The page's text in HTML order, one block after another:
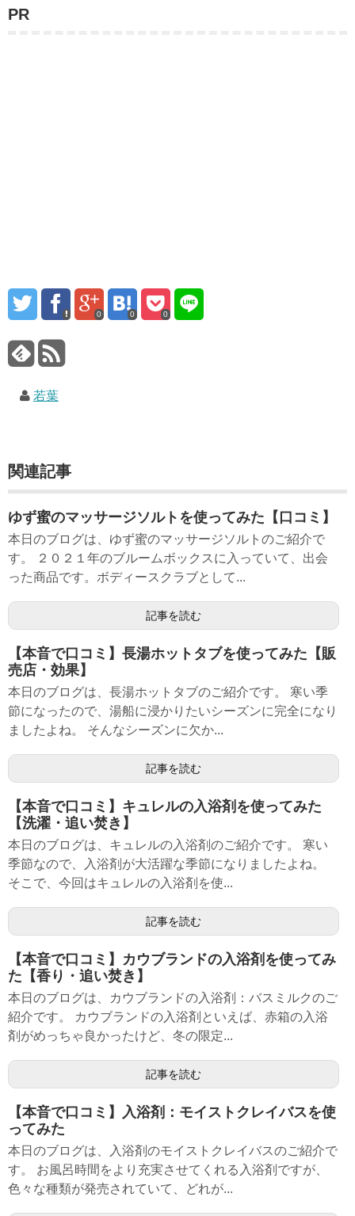
PR
0 0 0
若葉
関連記事
ゆず蜜のマッサージソルトを使ってみた【口コミ】
本日のブログは、ゆず蜜のマッサージソルトのご紹介で
す。 ２０２１年のブルームボックスに入っていて、出会
った商品です。ボディースクラブとして...
記事を読む
【本音で口コミ】長湯ホットタブを使ってみた【販
売店・効果】
本日のブログは、長湯ホットタブのご紹介です。 寒い季
節になったので、湯船に浸かりたいシーズンに完全になり
ましたよね。 そんなシーズンに欠か...
記事を読む
【本音で口コミ】キュレルの入浴剤を使ってみた
【洗濯・追い焚き】
本日のブログは、キュレルの入浴剤のご紹介です。 寒い
季節なので、入浴剤が大活躍な季節になりましたよね。
そこで、今回はキュレルの入浴剤を使...
記事を読む
【本音で口コミ】カウブランドの入浴剤を使ってみ
た【香り・追い焚き】
本日のブログは、カウブランドの入浴剤：バスミルクのご
紹介です。 カウブランドの入浴剤といえば、赤箱の入浴
剤がめっちゃ良かったけど、冬の限定...
記事を読む
【本音で口コミ】入浴剤：モイストクレイバスを使
ってみた
本日のブログは、入浴剤のモイストクレイバスのご紹介で
す。 お風呂時間をより充実させてくれる入浴剤ですが、
色々な種類が発売されていて、どれが...